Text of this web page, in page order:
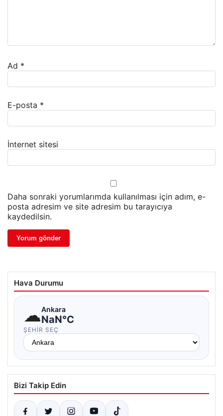
Ad *
E-posta *
İnternet sitesi
Daha sonraki yorumlarımda kullanılması için adım, e-
posta adresim ve site adresim bu tarayıcıya
kaydedilsin.
Hava Durumu
☁Ankara
NaN°C
ŞEHIR SEÇ
Bizi Takip Edin